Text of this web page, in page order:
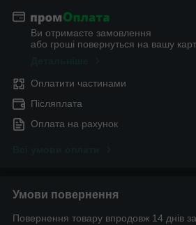
Ви отримаєте замовлення
або гроші повернуться на вашу
Оплатити частинами
Післяплата
Оплата на рахунок
Умови повернення
Повернення товару впродовж 14 днів